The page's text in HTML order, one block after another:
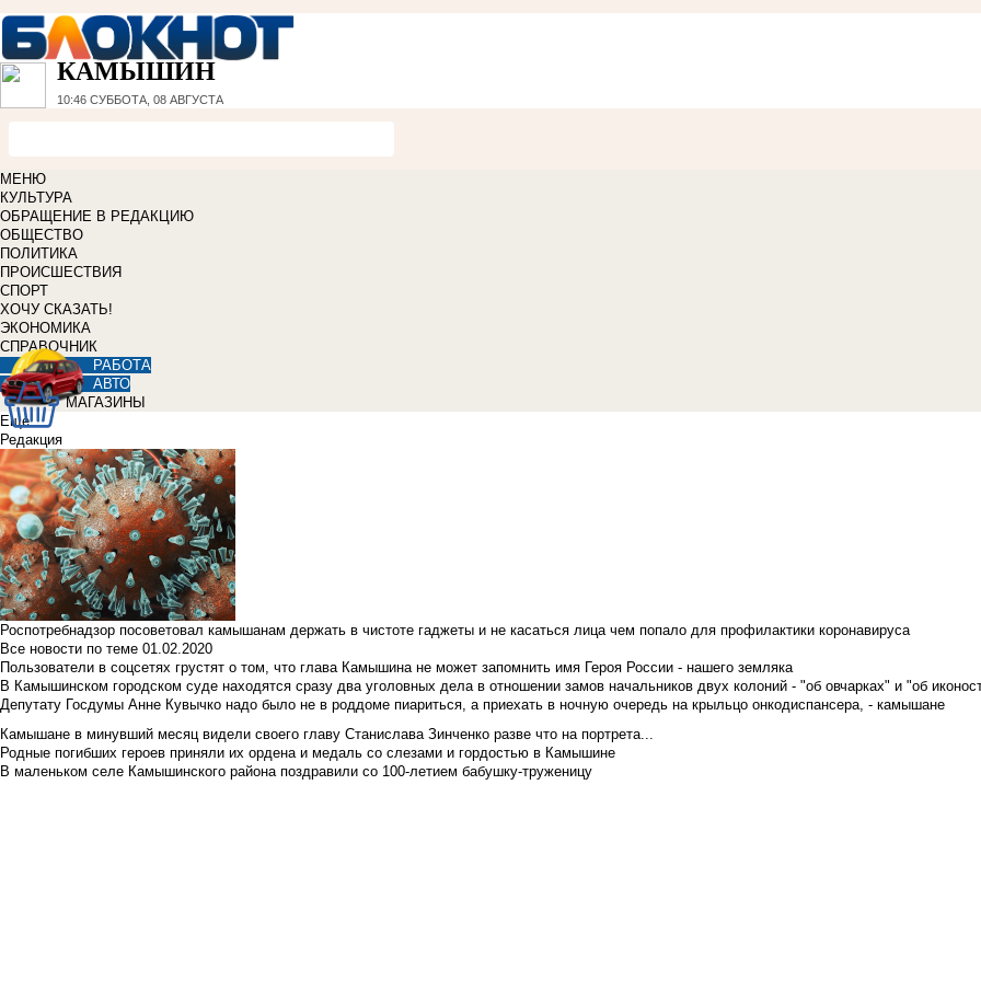
КАМЫШИН
10:46 СУББОТА, 08 АВГУСТА
МЕНЮ
КУЛЬТУРА
ОБРАЩЕНИЕ В РЕДАКЦИЮ
ОБЩЕСТВО
ПОЛИТИКА
ПРОИСШЕСТВИЯ
СПОРТ
ХОЧУ СКАЗАТЬ!
ЭКОНОМИКА
СПРАВОЧНИК
РАБОТА
АВТО
МАГАЗИНЫ
Еще
Редакция
Роспотребнадзор посоветовал камышанам держать в чистоте гаджеты и не касаться лица чем попало для профилактики коронавируса
Все новости по теме 01.02.2020
Пользователи в соцсетях грустят о том, что глава Камышина не может запомнить имя Героя России - нашего земляка
В Камышинском городском суде находятся сразу два уголовных дела в отношении замов начальников двух колоний - "об овчарках" и "об
Депутату Госдумы Анне Кувычко надо было не в роддоме пиариться, а приехать в ночную очередь на крыльцо онкодиспансера, - камышане
Камышане в минувший месяц видели своего главу Станислава Зинченко разве что на портрета...
Родные погибших героев приняли их ордена и медаль со слезами и гордостью в Камышине
В маленьком селе Камышинского района поздравили со 100-летием бабушку-труженицу